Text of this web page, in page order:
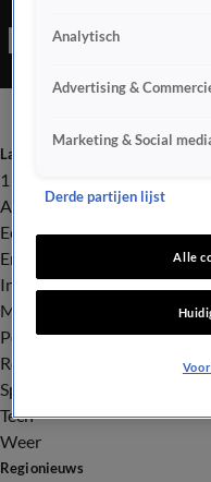
Rijksinstituut voor
Laatste nieuws
112
Advies & Tips
Economie
Entertainment
Infrastructuur
Milieu en Gezondheid
Politiek
Royalty
Sport
Tech
Weer
Regionieuws
Analytisch
Advertising &
Marketing & Social
Derde partijen lijst
Alle